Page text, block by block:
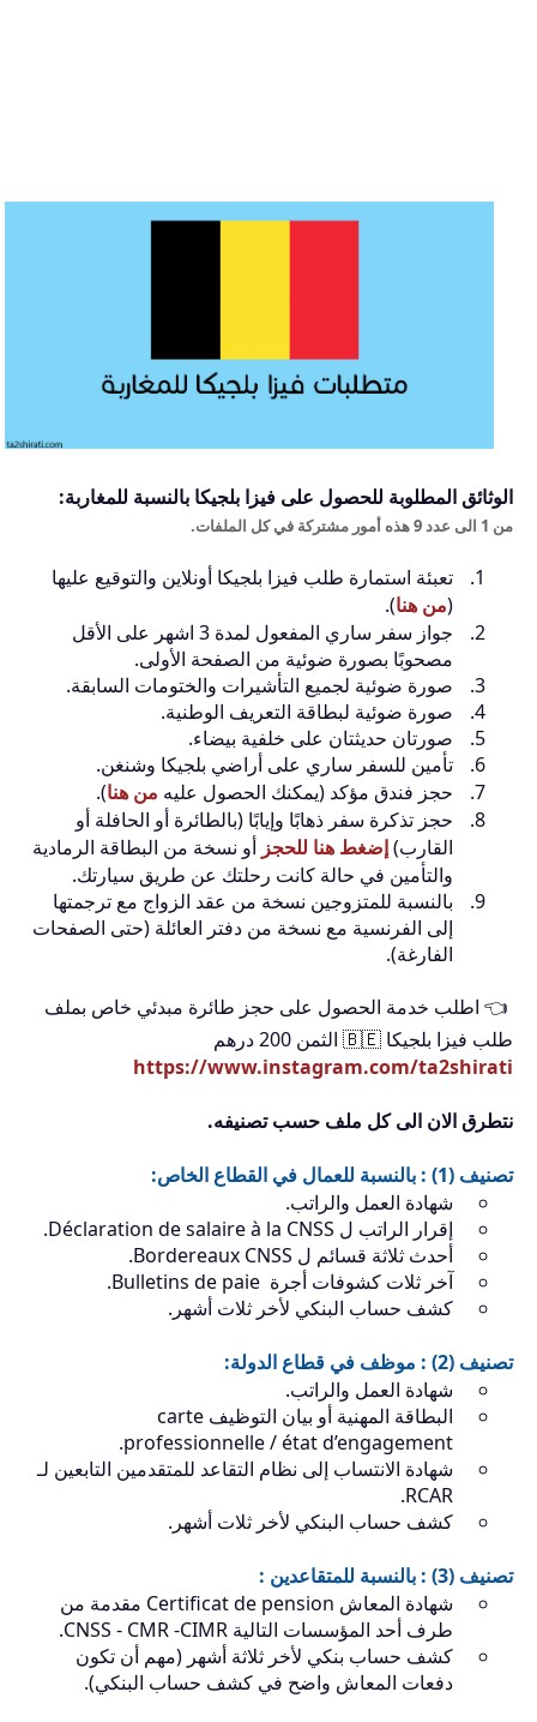
الوثائق المطلوبة للحصول على فيزا بلجيكا بالنسبة للمغاربة:
من 1 الى عدد 9 هذه أمور مشتركة في كل الملفات.
تعبئة استمارة طلب فيزا بلجيكا أونلاين والتوقيع عليها
(من هنا).
جواز سفر ساري المفعول لمدة 3 اشهر على الأقل
مصحوبًا بصورة ضوئية من الصفحة الأولى.
صورة ضوئية لجميع التأشيرات والختومات السابقة.
صورة ضوئية لبطاقة التعريف الوطنية.
صورتان حديثتان على خلفية بيضاء.
تأمين للسفر ساري على أراضي بلجيكا وشنغن.
حجز فندق مؤكد (يمكنك الحصول عليه من هنا).
حجز تذكرة سفر ذهابًا وإيابًا (بالطائرة أو الحافلة أو
القارب)إضغط هنا للحجز أو نسخة من البطاقة الرمادية
والتأمين في حالة كانت رحلتك عن طريق سيارتك.
بالنسبة للمتزوجين نسخة من عقد الزواج مع ترجمتها
إلى الفرنسية مع نسخة من دفتر العائلة (حتى الصفحات
الفارغة).
👈 اطلب خدمة الحصول على حجز طائرة مبدئي خاص بملف
طلب فيزا بلجيكا 🇧🇪 الثمن 200 درهم
https://www.instagram.com/ta2shirati
نتطرق الان الى كل ملف حسب تصنيفه.
تصنيف (1) : بالنسبة للعمال في القطاع الخاص:
شهادة العمل والراتب.
إقرار الراتب ل ⁯Déclaration de salaire à la CNSS.
أحدث ثلاثة قسائم ل Bordereaux CNSS.
آخر ثلات كشوفات أجرة Bulletins de paie.
كشف حساب البنكي لأخر ثلات أشهر.
تصنيف (2) : موظف في قطاع الدولة:
شهادة العمل والراتب.
البطاقة المهنية أو بيان التوظيف carte
professionnelle / état d’engagement.
شهادة الانتساب إلى نظام التقاعد للمتقدمين التابعين لـ
RCAR.
كشف حساب البنكي لأخر ثلات أشهر.
تصنيف (3) : بالنسبة للمتقاعدين :
شهادة المعاش Certificat de pension مقدمة من
طرف أحد المؤسسات التالية CNSS - CMR -CIMR.
كشف حساب بنكي لأخر ثلاثة أشهر (مهم أن تكون
دفعات المعاش واضح في كشف حساب البنكي).